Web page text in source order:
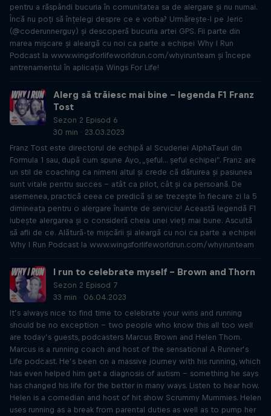
pentru a răspândi bucuria în comunitatea sa de alergare și nu numai.
Încă nu poți să înțelegi despre ce e vorba? Urmărește-l pe Jeric
(@coderunnerguy) și descoperă bucuria artei GPS. Fii parte din
marea mișcare și aleargă cu noi ca parte a echipei Why I Run
Podcast la www.wingsforlifeworldrun.com/whyirunteam și începe
antrenamentul în aplicația Wings For Life!
Alerg să trăiesc mai bine – legenda F1 Franz
Tost
Sezon 2 Episod 6
30 min · 23.03.2023
Franz Tost este directorul de echipă al Scuderiei AlphaTauri din
Formula 1 sau, după cum spune Ayo, „șeful... șeful echipei”. Franz are
un stil de coaching ca nimeni altul și crede că dăruirea și pasiunea
sunt vitale pentru succes – atât ca pilot, cât și ca persoană. De
asemenea, practică ceea ce predică și se trezește în fiecare zi la 5
dimineața pentru o alergare înainte de serviciu! Această legendă F1
iubește alergarea și o consideră cheia unei vieți mai bune. Ascultă
să afli de ce. Alătură-te mișcării și aleargă cu noi ca parte a echipei
Why I Run Podcast la www.wingsforlifeworldrun.com/whyirunteam
I run to celebrate myself – Brown and Thorn
Sezon 2 Episod 7
33 min · 06.04.2023
It’s always nice to find time to celebrate your wins and running
should be no exception – two people who know this all too well
are today’s guests, podcasters Marcus Brown and Helen Thorn.
Marcus is a running coach and host of the sensational A Runner’s
Life podcast. He’s been on a massive journey with his running, which
has even helped him get a diagnosis of autism – something he says
has changed his life for the better in many ways. Listen to hear how.
Helen is a comedian and host of hit show Scrummy Mummies. Helen
uses running as a break from parental duties as well as to pump her